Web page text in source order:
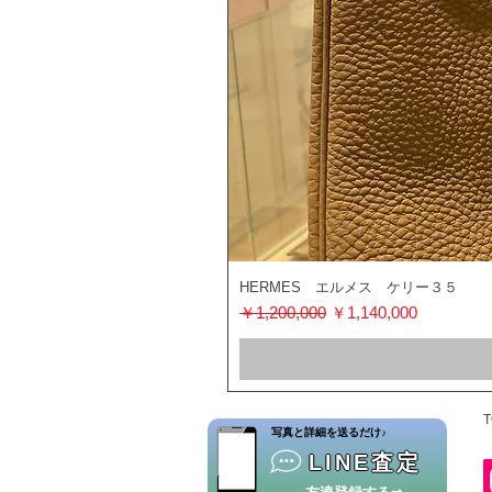
HERMES エルメス ケリー３５
通常価格
￥1,200,000 セール価格
￥1,140,000
LINE査定
​写真と詳細を送るだけ♪